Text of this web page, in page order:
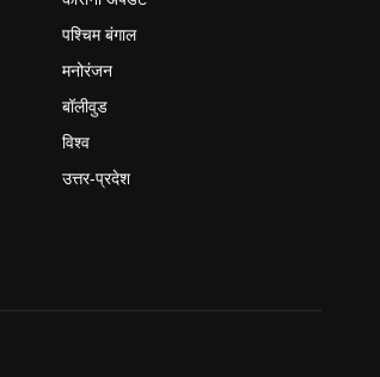
पश्चिम बंगाल
मनोरंजन
बॉलीवुड
विश्व
उत्तर-प्रदेश